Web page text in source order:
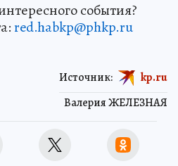
события?
red.habkp@phkp.ru
Валерия ЖЕЛЕЗНАЯ
Источник: kp.ru